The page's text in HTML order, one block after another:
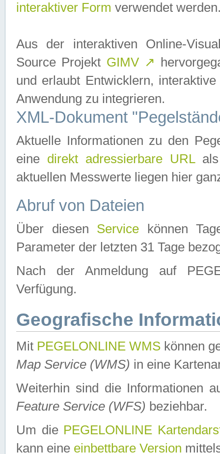
interaktiver Form verwendet
Aus der interaktiven Online-
Source Projekt GIMV ↗
und erlaubt Entwicklern,
Anwendung zu integrieren.
XML-Dokument
Aktuelle Informationen zu den
eine direkt adressierbare URLals
aktuellen Messwerte liegen hier
Abruf von Dateien
Über diesen Service können
Parameter der letzten 31 Tage
Nach der Anmeldung auf
Verfügung.
Geografische
Mit PEGELONLINE WMS können
Map Service (WMS) in eine
Weiterhin sind die Informationen
Feature Service (WFS) beziehbar.
Um die PEGELONLINE
kann eine einbettbare Version